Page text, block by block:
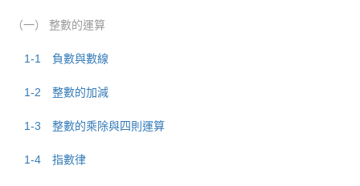
（一） 整數的運算
1-1 負數與數線
1-2 整數的加減
1-3 整數的乘除與四則運算
1-4 指數律